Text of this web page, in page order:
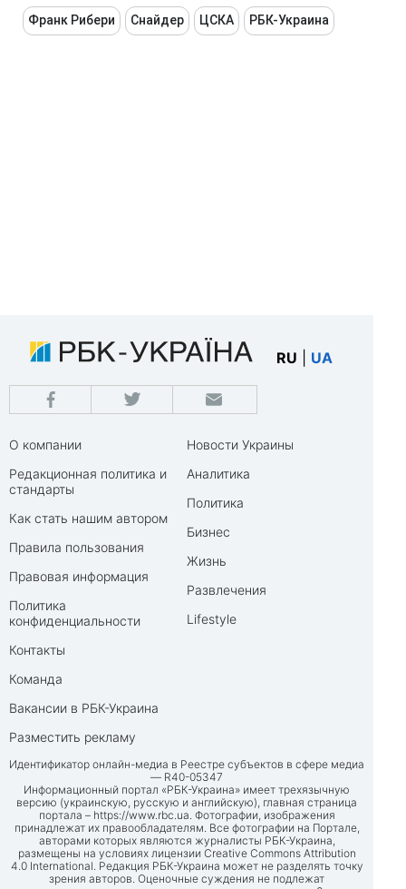
Франк Рибери Снайдер ЦСКА РБК-Украина
RU UA
О компании
Редакционная политика и
стандарты
Как стать нашим автором
Правила пользования
Правовая информация
Политика
конфиденциальности
Контакты
Команда
Вакансии в РБК-Украина
Разместить рекламу
Новости Украины
Аналитика
Политика
Бизнес
Жизнь
Развлечения
Lifestyle
Идентификатор онлайн-медиа в Реестре субъектов в сфере медиа
— R40-05347
Информационный портал «РБК-Украина» имеет трехязычную
версию (украинскую, русскую и английскую), главная страница
портала – https://www.rbc.ua. Фотографии, изображения
принадлежат их правообладателям. Все фотографии на Портале,
авторами которых являются журналисты РБК-Украина,
размещены на условиях лицензии Creative Commons Attribution
4.0 International. Редакция РБК-Украина может не разделять точку
зрения авторов. Оценочные суждения не подлежат